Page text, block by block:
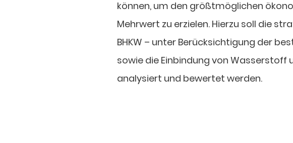
können, um den größtmöglichen
Mehrwert zu erzielen. Hierzu soll die
BHKW – unter Berücksichtigung der
sowie die Einbindung von Wasserstoff
analysiert und bewertet werden.